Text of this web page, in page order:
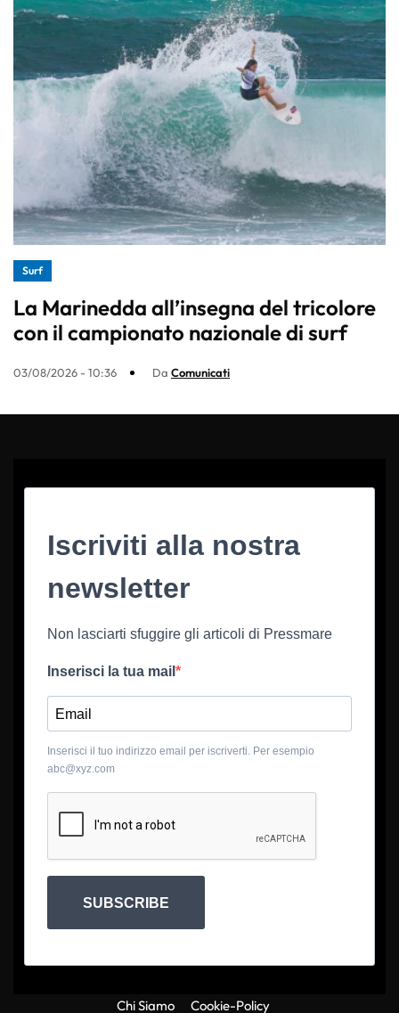
Surf
La Marinedda all’insegna del tricolore
con il campionato nazionale di surf
03/08/2026 - 10:36 Da Comunicati
Iscriviti alla nostra
newsletter
Non lasciarti sfuggire gli articoli di Pressmare
Inserisci la tua mail
Inserisci il tuo indirizzo email per iscriverti. Per esempio
abc@xyz.com
SUBSCRIBE
Chi Siamo Cookie-Policy